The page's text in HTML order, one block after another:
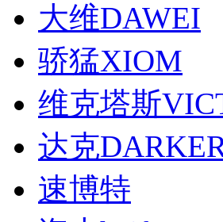
大维DAWEI
骄猛XIOM
维克塔斯
达克
速博特